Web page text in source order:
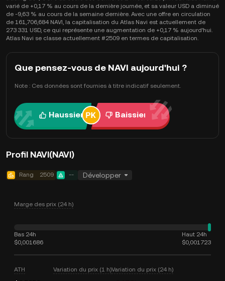
varié de +0,17 % au cours de la dernière journée, et sa valeur USD a diminué
de -9,63 % au cours de la semaine dernière. Avec une offre en circulation
de 161,706,684 NAVI, la capitalisation du Atlas Navi est actuellement de
273 331 USD, ce qui représente une augmentation de +0,17 % aujourd’hui.
Atlas Navi se classe actuellement #2509 en termes de capitalisation.
Que pensez-vous de NAVI aujourd'hui ?
Note : Ces données sont fournies à titre indicatif seulement.
Haussier Baissier
Profil NAVI(NAVI)
Rang 2509 -- Développer
Marge des prix (24 h)
Bas 24h
$0,001686
Haut 24h
$0,001723
ATH Variation du prix (1 h)Variation du prix (24 h)